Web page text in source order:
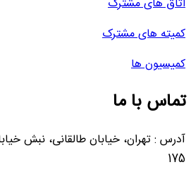
اتاق های مشترک
کمیته های مشترک
کمیسیون ها
تماس با ما
آدرس : تهران، خیابان طالقانی، نبش
175